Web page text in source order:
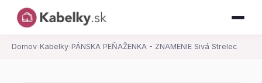
Domov› Kabelky› PÁNSKA PEŇAŽENKA - ZNAMENIE Sivá Strelec